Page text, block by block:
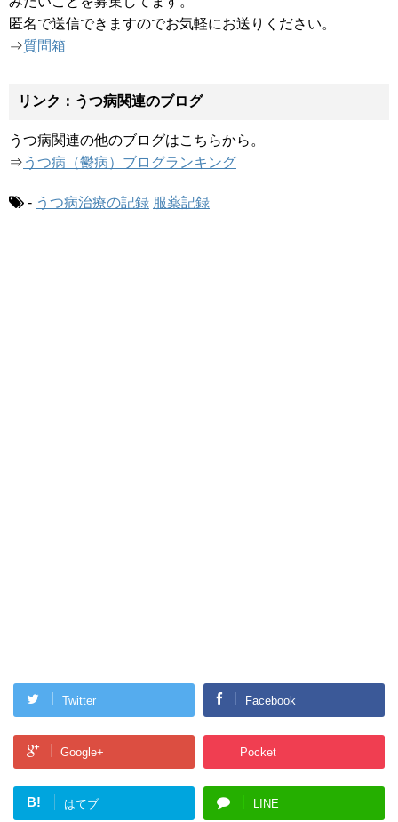
匿名で送信できますのでお気軽にお送りください。
⇒質問箱
リンク：うつ病関連のブログ
うつ病関連の他のブログはこちらから。
⇒ うつ病（鬱病）ブログランキング
- うつ病治療の記録 服薬記録
Twitter Facebook
Google+ Pocket
B! はてブ LINE